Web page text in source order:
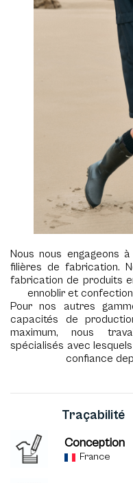
Nous nous engageons
filières de fabrication.
fabrication de produits
ennoblir et
Pour nos autres
capacités de
maximum, nous
spécialisés avec
confiance
Traçabilité
Conception
France